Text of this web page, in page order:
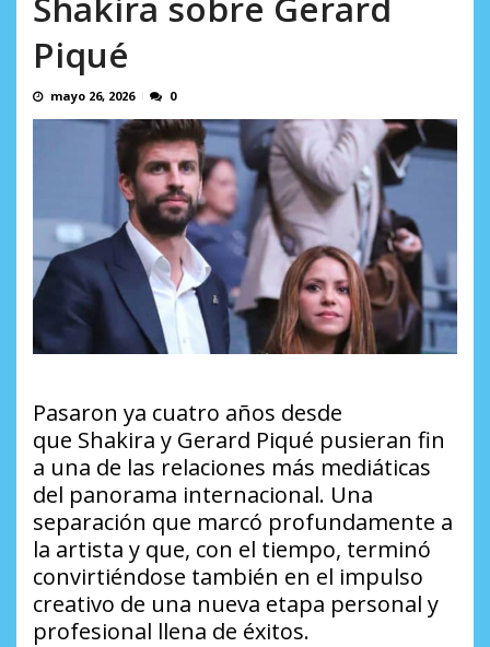
Piqué
mayo 26, 2026 0
Pasaron ya cuatro años desde
que Shakira y Gerard Piqué pusieran fin
a una de las relaciones más mediáticas
del panorama internacional. Una
separación que marcó profundamente a
la artista y que, con el tiempo, terminó
convirtiéndose también en el impulso
creativo de una nueva etapa personal y
profesional llena de éxitos.